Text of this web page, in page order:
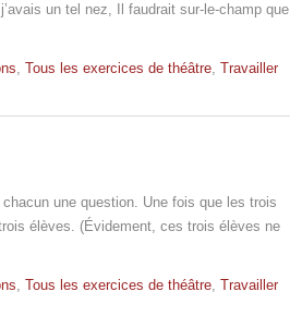
un tel nez, Il faudrait sur-le-champ que
, Tous les exercices de théâtre, Travailler
une question. Une fois que les trois
élèves. (Évidement, ces trois élèves ne
, Tous les exercices de théâtre, Travailler